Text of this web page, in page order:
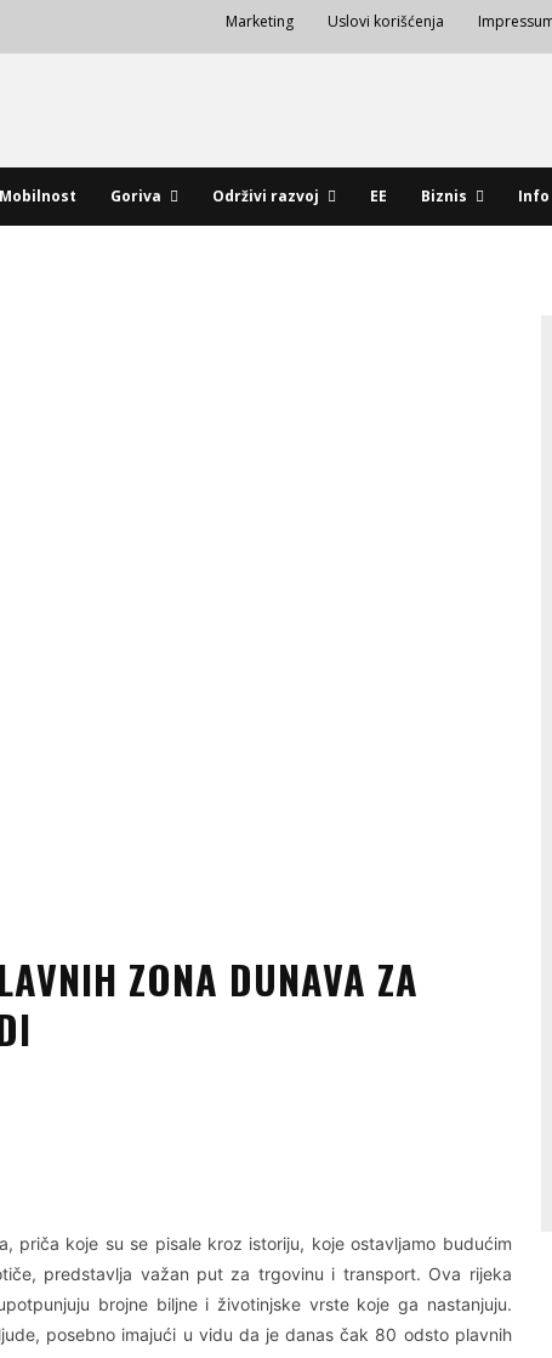
Marketing Uslovi korišćenja
Mobilnost Goriva Održivi razvoj EE Biznis Info
ZONA DUNAVA ZA
priča koje su se pisale kroz istoriju, koje ostavljamo budućim
predstavlja važan put za trgovinu i transport. Ova rijeka
brojne biljne i životinjske vrste koje ga nastanjuju.
posebno imajući u vidu da je danas čak 80 odsto plavnih